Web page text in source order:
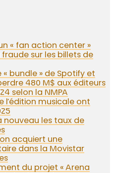
« fan action center »
sur les billets de
« bundle » de Spotify et
480 M$ aux éditeurs
selon la NMPA
l’édition musicale ont
nouveau les taux de
acquiert une
dans la Movistar
du projet « Arena